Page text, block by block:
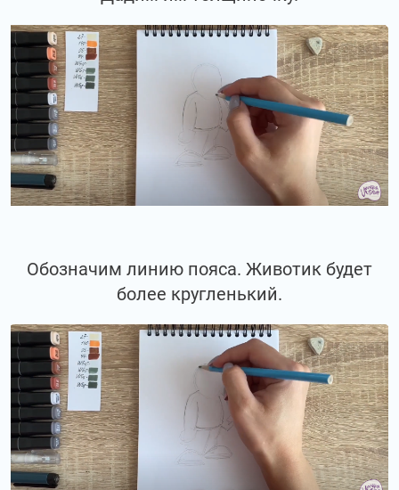
Обозначим линию пояса. Животик будет
более кругленький.